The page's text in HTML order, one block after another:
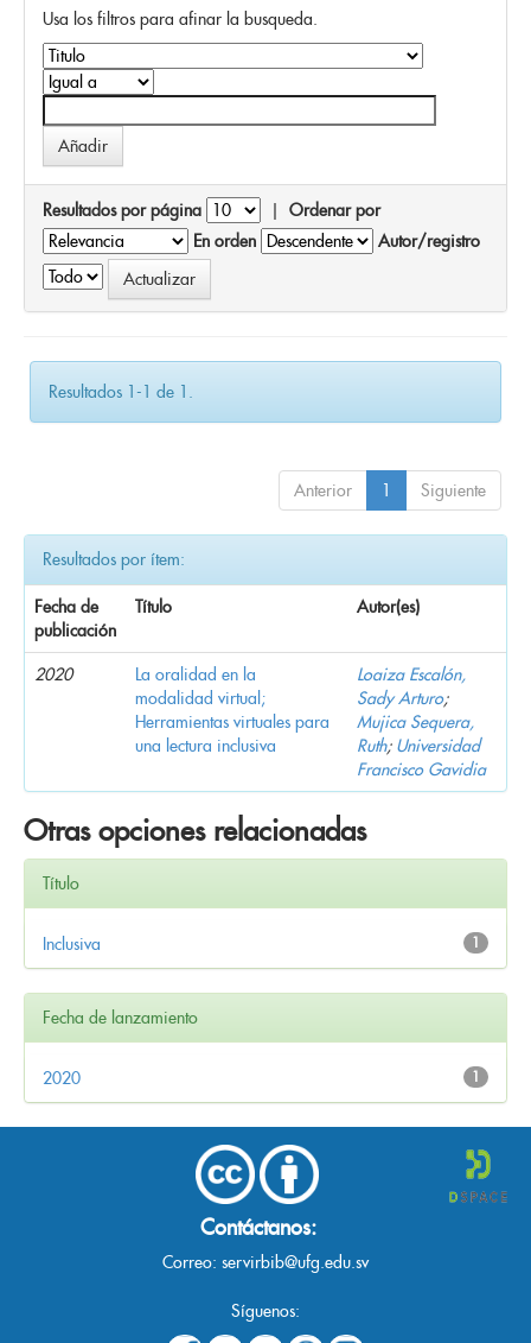
Usa los filtros para afinar la busqueda.
Resultados por página | Ordenar por
En orden
Autor/registro
Resultados 1-1 de 1.
Anterior 1 Siguiente
Resultados por ítem:
Fecha de
publicación
Título Autor(es)
2020
La oralidad en la
modalidad virtual;
Herramientas virtuales para
una lectura inclusiva
Loaiza Escalón,
Sady Arturo;
Mujica Sequera,
Ruth; Universidad
Francisco Gavidia
Otras opciones relacionadas
Título
1
Inclusiva
Fecha de lanzamiento
1
2020
Contáctanos:
Correo: servirbib@ufg.edu.sv
Síguenos: